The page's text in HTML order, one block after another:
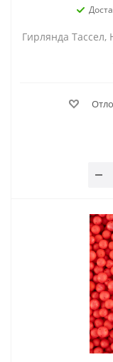
Гирлянда